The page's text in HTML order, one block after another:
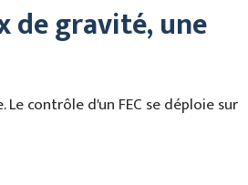
de gravité, une
contrôle d'un FEC se déploie sur